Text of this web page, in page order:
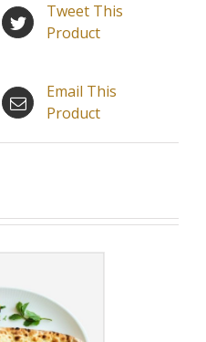
Tweet This
Product
Email This
Product